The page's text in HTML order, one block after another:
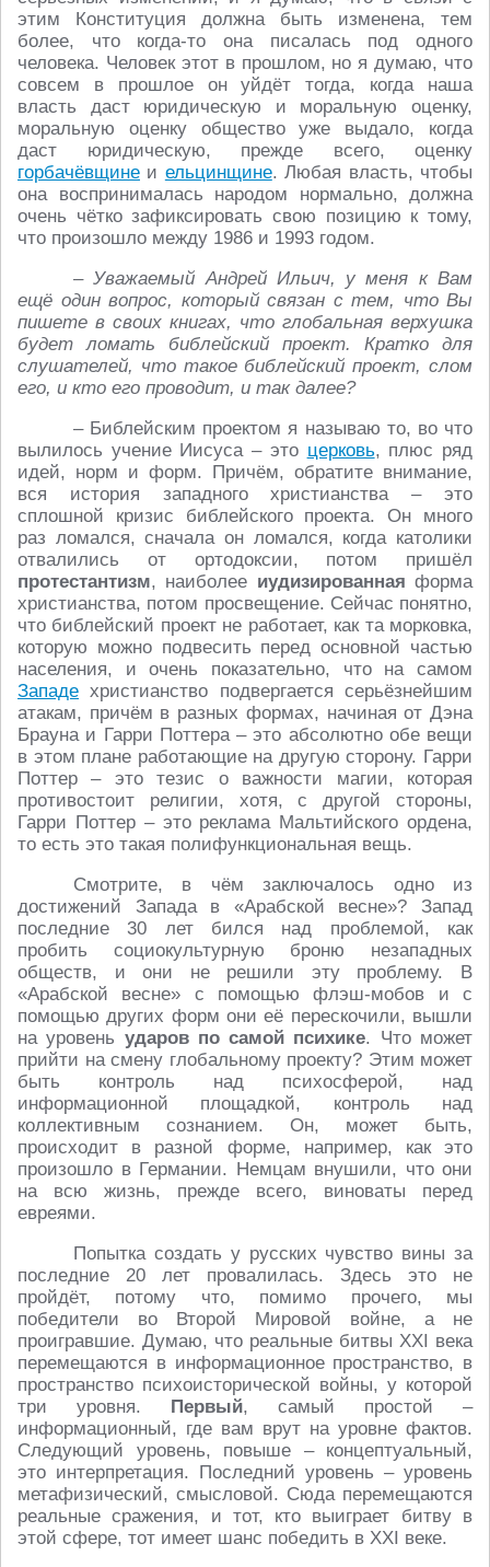
этим Конституция должна быть изменена, тем
более, что когда-то она писалась под одного
человека. Человек этот в прошлом, но я думаю, что
совсем в прошлое он уйдёт тогда, когда наша
власть даст юридическую и моральную оценку,
моральную оценку общество уже выдало, когда
даст юридическую, прежде всего, оценку
горбачёвщине и ельцинщине. Любая власть, чтобы
она воспринималась народом нормально, должна
очень чётко зафиксировать свою позицию к тому,
что произошло между 1986 и 1993 годом.
– Уважаемый Андрей Ильич, у меня к Вам
ещё один вопрос, который связан с тем, что Вы
пишете в своих книгах, что глобальная верхушка
будет ломать библейский проект. Кратко для
слушателей, что такое библейский проект, слом
его, и кто его проводит, и так далее?
– Библейским проектом я называю то, во что
вылилось учение Иисуса – это церковь, плюс ряд
идей, норм и форм. Причём, обратите внимание,
вся история западного христианства – это
сплошной кризис библейского проекта. Он много
раз ломался, сначала он ломался, когда католики
отвалились от ортодоксии, потом пришёл
протестантизм, наиболее иудизированная форма
христианства, потом просвещение. Сейчас понятно,
что библейский проект не работает, как та морковка,
которую можно подвесить перед основной частью
населения, и очень показательно, что на самом
Западе христианство подвергается серьёзнейшим
атакам, причём в разных формах, начиная от Дэна
Брауна и Гарри Поттера – это абсолютно обе вещи
в этом плане работающие на другую сторону. Гарри
Поттер – это тезис о важности магии, которая
противостоит религии, хотя, с другой стороны,
Гарри Поттер – это реклама Мальтийского ордена,
то есть это такая полифункциональная вещь.
Смотрите, в чём заключалось одно из
достижений Запада в «Арабской весне»? Запад
последние 30 лет бился над проблемой, как
пробить социокультурную броню незападных
обществ, и они не решили эту проблему. В
«Арабской весне» с помощью флэш-мобов и с
помощью других форм они её перескочили, вышли
на уровень ударов по самой психике. Что может
прийти на смену глобальному проекту? Этим может
быть контроль над психосферой, над
информационной площадкой, контроль над
коллективным сознанием. Он, может быть,
происходит в разной форме, например, как это
произошло в Германии. Немцам внушили, что они
на всю жизнь, прежде всего, виноваты перед
евреями.
Попытка создать у русских чувство вины за
последние 20 лет провалилась. Здесь это не
пройдёт, потому что, помимо прочего, мы
победители во Второй Мировой войне, а не
проигравшие. Думаю, что реальные битвы XXI века
перемещаются в информационное пространство, в
пространство психоисторической войны, у которой
три уровня. Первый, самый простой –
информационный, где вам врут на уровне фактов.
Следующий уровень, повыше – концептуальный,
это интерпретация. Последний уровень – уровень
метафизический, смысловой. Сюда перемещаются
реальные сражения, и тот, кто выиграет битву в
этой сфере, тот имеет шанс победить в XXI веке.